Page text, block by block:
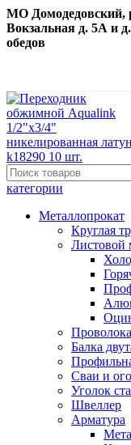
МО Домодедовский,
Вокзальная д. 5А и
обедов
категории
Металлопрокат
Круглая
Листовой
Проволока
Балка
Сваи и
Уголок
Швеллер
Арматура